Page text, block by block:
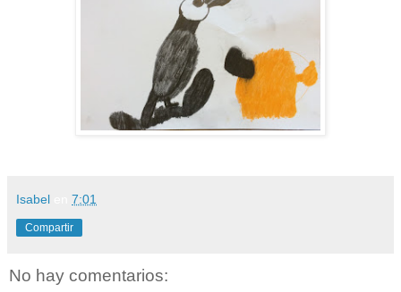
Isabel 7:01
Compartir
No hay comentarios: